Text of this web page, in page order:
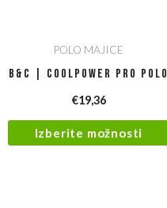
POLO MAJICE
B&C | Coolpower Pro Polo
€19,36
Izberite možnosti